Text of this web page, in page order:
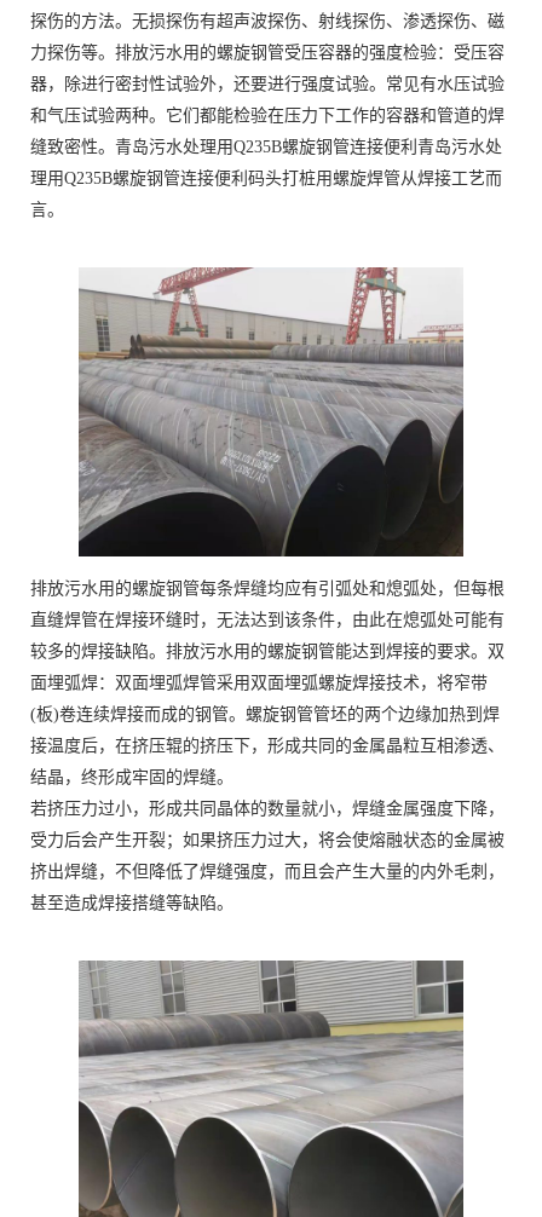
探伤的方法。无损探伤有超声波探伤、射线探伤、渗透探伤、磁
力探伤等。排放污水用的螺旋钢管受压容器的强度检验：受压容
器，除进行密封性试验外，还要进行强度试验。常见有水压试验
和气压试验两种。它们都能检验在压力下工作的容器和管道的焊
缝致密性。青岛污水处理用Q235B螺旋钢管连接便利青岛污水处
理用Q235B螺旋钢管连接便利码头打桩用螺旋焊管从焊接工艺而
言。
排放污水用的螺旋钢管每条焊缝均应有引弧处和熄弧处，但每根
直缝焊管在焊接环缝时，无法达到该条件，由此在熄弧处可能有
较多的焊接缺陷。排放污水用的螺旋钢管能达到焊接的要求。双
面埋弧焊：双面埋弧焊管采用双面埋弧螺旋焊接技术，将窄带
(板)卷连续焊接而成的钢管。螺旋钢管管坯的两个边缘加热到焊
接温度后，在挤压辊的挤压下，形成共同的金属晶粒互相渗透、
结晶，终形成牢固的焊缝。
若挤压力过小，形成共同晶体的数量就小，焊缝金属强度下降，
受力后会产生开裂；如果挤压力过大，将会使熔融状态的金属被
挤出焊缝，不但降低了焊缝强度，而且会产生大量的内外毛刺，
甚至造成焊接搭缝等缺陷。